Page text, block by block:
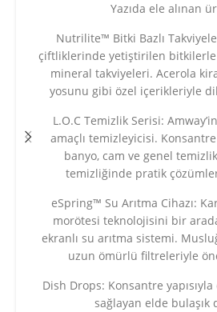
Yazıda ele alınan
Nutrilite™ Bitki Bazlı
çiftliklerinde yetiştirilen
mineral takviyeleri. Acerola
yosunu gibi özel içerikleriyle
L.O.C Temizlik Serisi:
amaçlı temizleyicisi.
banyo, cam ve genel
temizliğinde pratik
eSpring™ Su Arıtma Cihazı:
morötesi teknolojisini bir
ekranlı su arıtma sistemi.
uzun ömürlü filtreleriyle
Dish Drops: Konsantre
sağlayan elde bulaşık